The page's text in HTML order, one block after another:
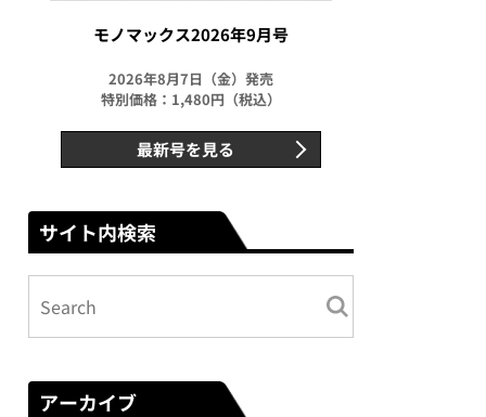
モノマックス2026年9月号
2026年8月7日（金）発売
特別価格：1,480円（税込）
最新号を見る
サイト内検索
アーカイブ